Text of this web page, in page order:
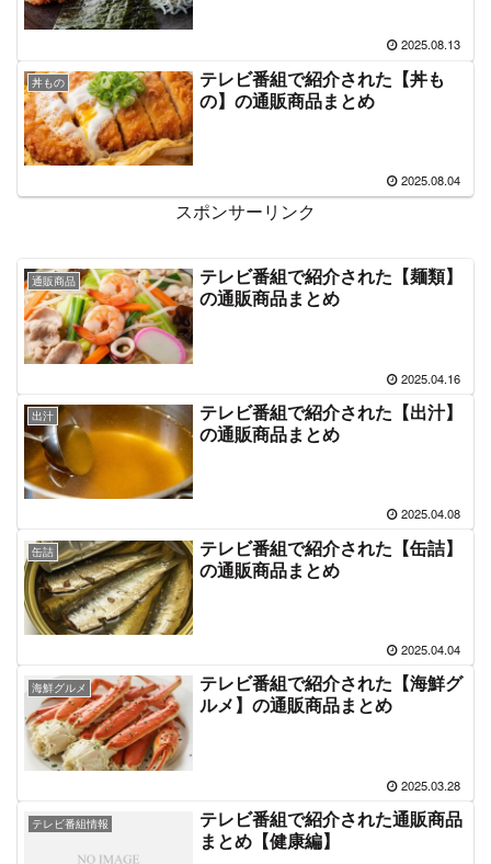
2025.08.13
丼もの
テレビ番組で紹介された【丼も
の】の通販商品まとめ
2025.08.04
スポンサーリンク
通販商品
テレビ番組で紹介された【麺類】
の通販商品まとめ
2025.04.16
出汁
テレビ番組で紹介された【出汁】
の通販商品まとめ
2025.04.08
缶詰
テレビ番組で紹介された【缶詰】
の通販商品まとめ
2025.04.04
海鮮グルメ
テレビ番組で紹介された【海鮮グ
ルメ】の通販商品まとめ
2025.03.28
テレビ番組情報
テレビ番組で紹介された通販商品
まとめ【健康編】